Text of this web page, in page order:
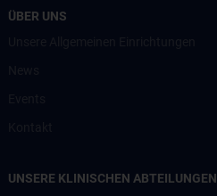
ÜBER UNS
UNSERE KLINISCHEN ABTEILUNGEN